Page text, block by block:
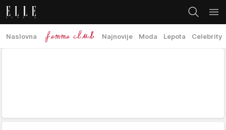
Naslovna Najnovije Moda Lepota Celebrity